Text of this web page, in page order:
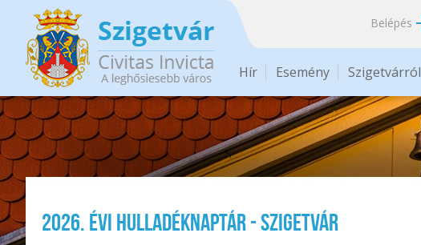
Ugrás a tartalomra
Belépés
Hír Esemény Szigetvárról
2026. évi hulladéknaptár - Szigetvár